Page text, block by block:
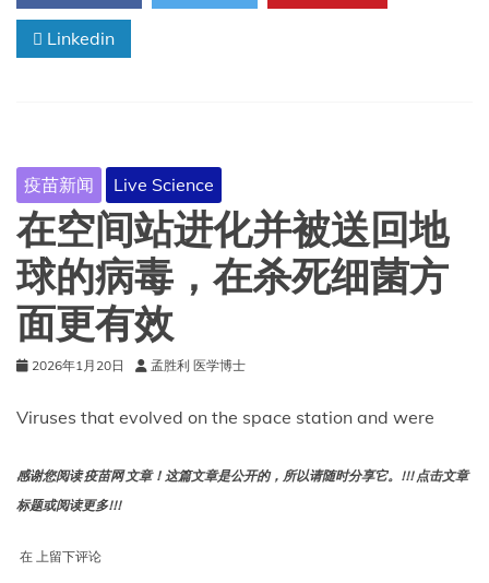
苗
使
容
易
患
上
慢
性
疾
病
Linkedin
疫苗新闻 Live Science
在空间站进化并被送回地
球的病毒，在杀死细菌方
面更有效
2026年1月20日 孟胜利 医学博士
Viruses that evolved on the space station and were
感谢您阅读 疫苗网 文章！这篇文章是公开的，所以请随时分享它。!!! 点击文章
标题或阅读更多!!!
在 在
上留下评论